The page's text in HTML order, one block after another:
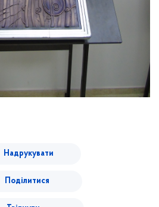
Надрукувати
Поділитися